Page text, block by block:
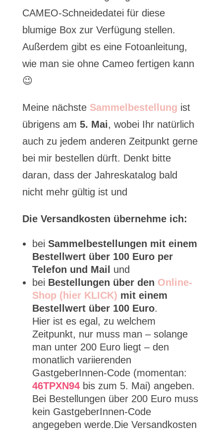
CAMEO-Schneidedatei für diese
blumige Box zur Verfügung stellen.
Außerdem gibt es eine Fotoanleitung,
wie man sie ohne Cameo fertigen kann
😉
Meine nächste Sammelbestellung ist
übrigens am 5. Mai, wobei Ihr natürlich
auch zu jedem anderen Zeitpunkt gerne
bei mir bestellen dürft. Denkt bitte
daran, dass der Jahreskatalog bald
nicht mehr gültig ist und
Die Versandkosten übernehme ich:
bei Sammelbestellungen mit einem
Bestellwert über 100 Euro per
Telefon und Mail
und
bei Bestellungen über den Online-
Shop (hier KLICK) mit einem
Bestellwert über 100 Euro.
Hier ist es egal, zu welchem
Zeitpunkt, nur muss man – solange
man unter 200 Euro liegt – den
monatlich variierenden
GastgeberInnen-Code (momentan:
46TPXN94bis zum 5. Mai) angeben.
Bei Bestellungen über 200 Euro muss
kein GastgeberInnen-Code
angegeben werde.Die Versandkosten